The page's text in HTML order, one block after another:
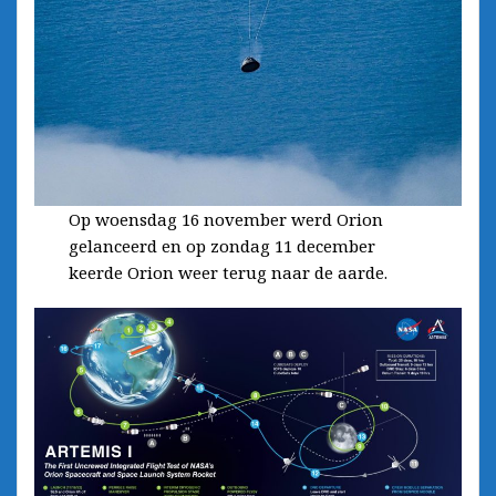
Op woensdag 16 november werd Orion
gelanceerd en op zondag 11 december
keerde Orion weer terug naar de aarde.